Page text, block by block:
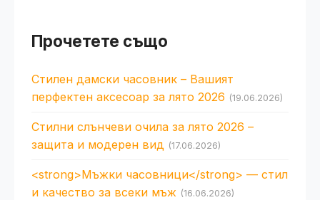
Прочетете също
Стилен дамски часовник – Вашият
перфектен аксесоар за лято 2026 (19.06.2026)
Стилни слънчеви очила за лято 2026 –
защита и модерен вид (17.06.2026)
<strong>Мъжки часовници</strong> — стил
и качество за всеки мъж (16.06.2026)